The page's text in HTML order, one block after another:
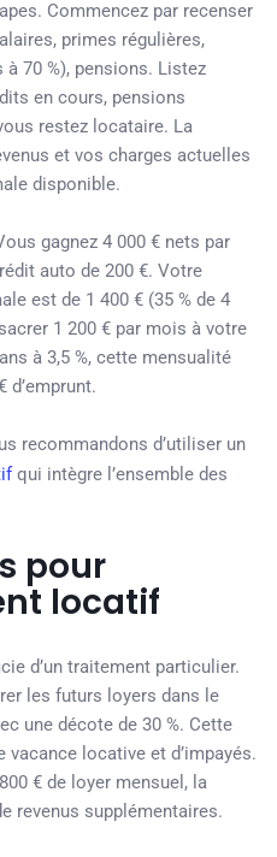
Commencez par recenser
primes régulières,
70 %), pensions. Listez
en cours, pensions
restez locataire. La
et vos charges actuelles
disponible.
gagnez 4 000 € nets par
auto de 200 €. Votre
est de 1 400 € (35 % de 4
1 200 € par mois à votre
à 3,5 %, cette mensualité
d’emprunt.
recommandons d’utiliser un
qui intègre l’ensemble des
pour
locatif
d’un traitement particulier.
les futurs loyers dans le
une décote de 30 %. Cette
locative et d’impayés.
€ de loyer mensuel, la
revenus supplémentaires.